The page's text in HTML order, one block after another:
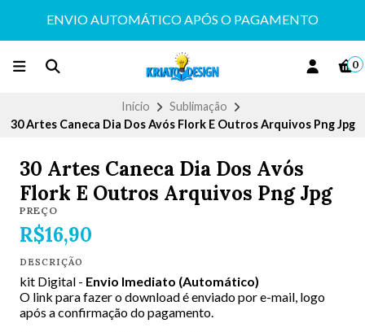
ENVIO AUTOMÁTICO APÓS O PAGAMENTO
0
Início
Sublimação
30 Artes Caneca Dia Dos Avós Flork E Outros Arquivos Png Jpg
30 Artes Caneca Dia Dos Avós
Flork E Outros Arquivos Png Jpg
PREÇO
R$16,90
DESCRIÇÃO
kit Digital - Envio Imediato (Automático)
O link para fazer o download é enviado por e-mail, logo
após a confirmação do pagamento.